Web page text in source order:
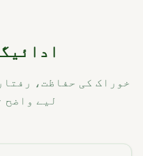
خوراک کی حفاظت،
لیے واضح